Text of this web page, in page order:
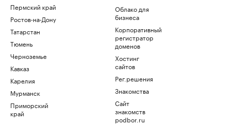
Пермский край
Ростов-на-Дону
Татарстан
Тюмень
Черноземье
Кавказ
Карелия
Мурманск
Приморский
край
Облако для
бизнеса
Корпоративный
регистратор
доменов
Хостинг
сайтов
Рег.решения
Знакомства
Сайт
знакомств
podbor.ru